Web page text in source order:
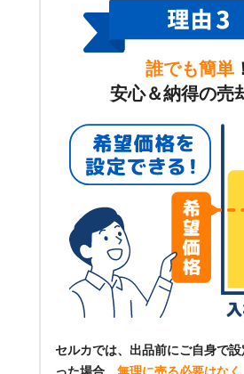
誰でも簡単 ！
安心＆納得の売
セルカでは、出品前にご自身で
った場合、 無理に売る必要はな